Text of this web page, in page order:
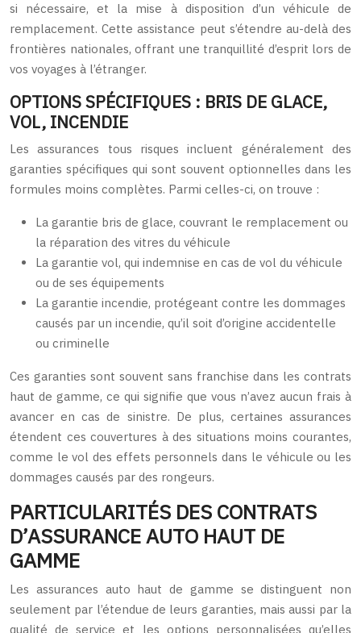
si nécessaire, et la mise à disposition d’un véhicule de
remplacement. Cette assistance peut s’étendre au-delà des
frontières nationales, offrant une tranquillité d’esprit lors de
vos voyages à l’étranger.
OPTIONS SPÉCIFIQUES : BRIS DE GLACE,
VOL, INCENDIE
Les assurances tous risques incluent généralement des
garanties spécifiques qui sont souvent optionnelles dans les
formules moins complètes. Parmi celles-ci, on trouve :
La garantie bris de glace, couvrant le remplacement ou
la réparation des vitres du véhicule
La garantie vol, qui indemnise en cas de vol du véhicule
ou de ses équipements
La garantie incendie, protégeant contre les dommages
causés par un incendie, qu’il soit d’origine accidentelle
ou criminelle
Ces garanties sont souvent sans franchise dans les contrats
haut de gamme, ce qui signifie que vous n’avez aucun frais à
avancer en cas de sinistre. De plus, certaines assurances
étendent ces couvertures à des situations moins courantes,
comme le vol des effets personnels dans le véhicule ou les
dommages causés par des rongeurs.
PARTICULARITÉS DES CONTRATS
D’ASSURANCE AUTO HAUT DE
GAMME
Les assurances auto haut de gamme se distinguent non
seulement par l’étendue de leurs garanties, mais aussi par la
qualité de service et les options personnalisées qu’elles